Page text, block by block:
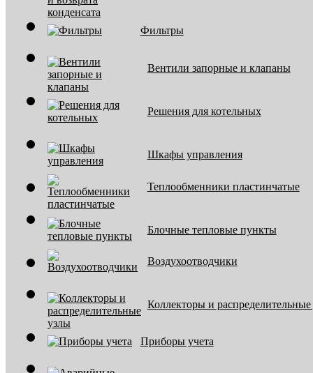
Фильтры
Вентили запорные и клапаны
Решения для котельных
Шкафы управления
Теплообменники пластинчатые
Блочные тепловые пункты
Воздухоотводчики
Коллекторы и
Приборы учета